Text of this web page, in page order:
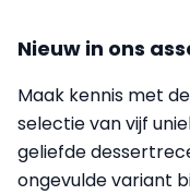
Nieuw in ons
Maak kennis met
selectie van vijf
geliefde
ongevulde variant